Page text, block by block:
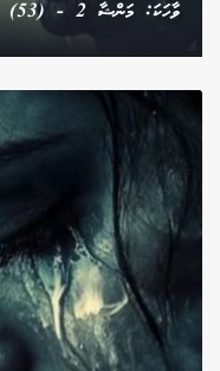
ވާހަކަ: މަންޝާ 2 - (53)